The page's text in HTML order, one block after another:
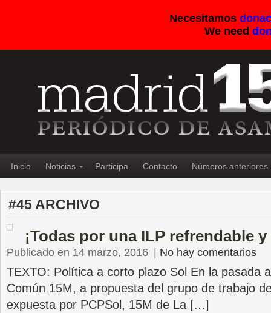
Necesitamos
We need
Inicio Noticias Participa Contacto Números anteriores
#45 ARCHIVO
¡Todas por una ILP refrendable
Publicado en 14 marzo, 2016 No hay comentarios
TEXTO: Política a corto plazo Sol En la pasada
Común 15M, a propuesta del grupo de trabajo
expuesta por PCPSol, 15M de La […]